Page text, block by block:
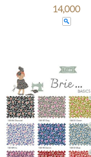
14,000